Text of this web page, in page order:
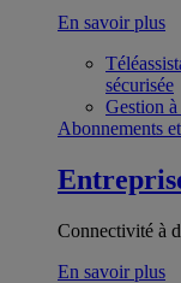
En savoir plus
sécurisée
Gestion
Abonnements
Connectivité à
En savoir plus